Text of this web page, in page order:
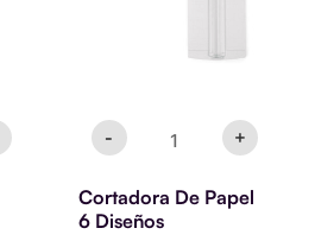
- +
Cortadora De Papel
6 Diseños